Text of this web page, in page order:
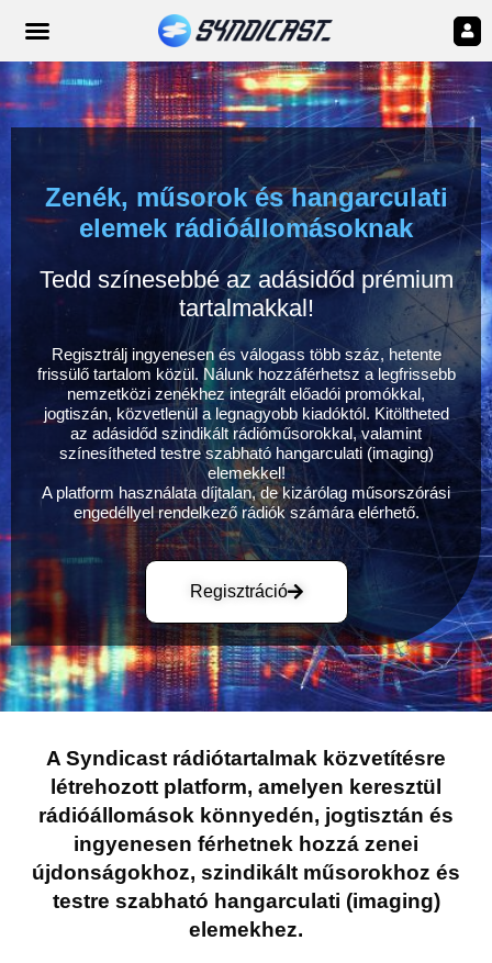
Zenék, műsorok és hangarculati
elemek rádióállomásoknak
Tedd színesebbé az adásidőd prémium
tartalmakkal!
Regisztrálj ingyenesen és válogass több száz, hetente
frissülő tartalom közül. Nálunk hozzáférhetsz a legfrissebb
nemzetközi zenékhez integrált előadói promókkal,
jogtiszán, közvetlenül a legnagyobb kiadóktól. Kitöltheted
az adásidőd szindikált rádióműsorokkal, valamint
színesítheted testre szabható hangarculati (imaging)
elemekkel!
A platform használata díjtalan, de kizárólag műsorszórási
engedéllyel rendelkező rádiók számára elérhető.
Regisztráció
A Syndicast rádiótartalmak közvetítésre
létrehozott platform, amelyen keresztül
rádióállomások könnyedén, jogtisztán és
ingyenesen férhetnek hozzá zenei
újdonságokhoz, szindikált műsorokhoz és
testre szabható hangarculati (imaging)
elemekhez.